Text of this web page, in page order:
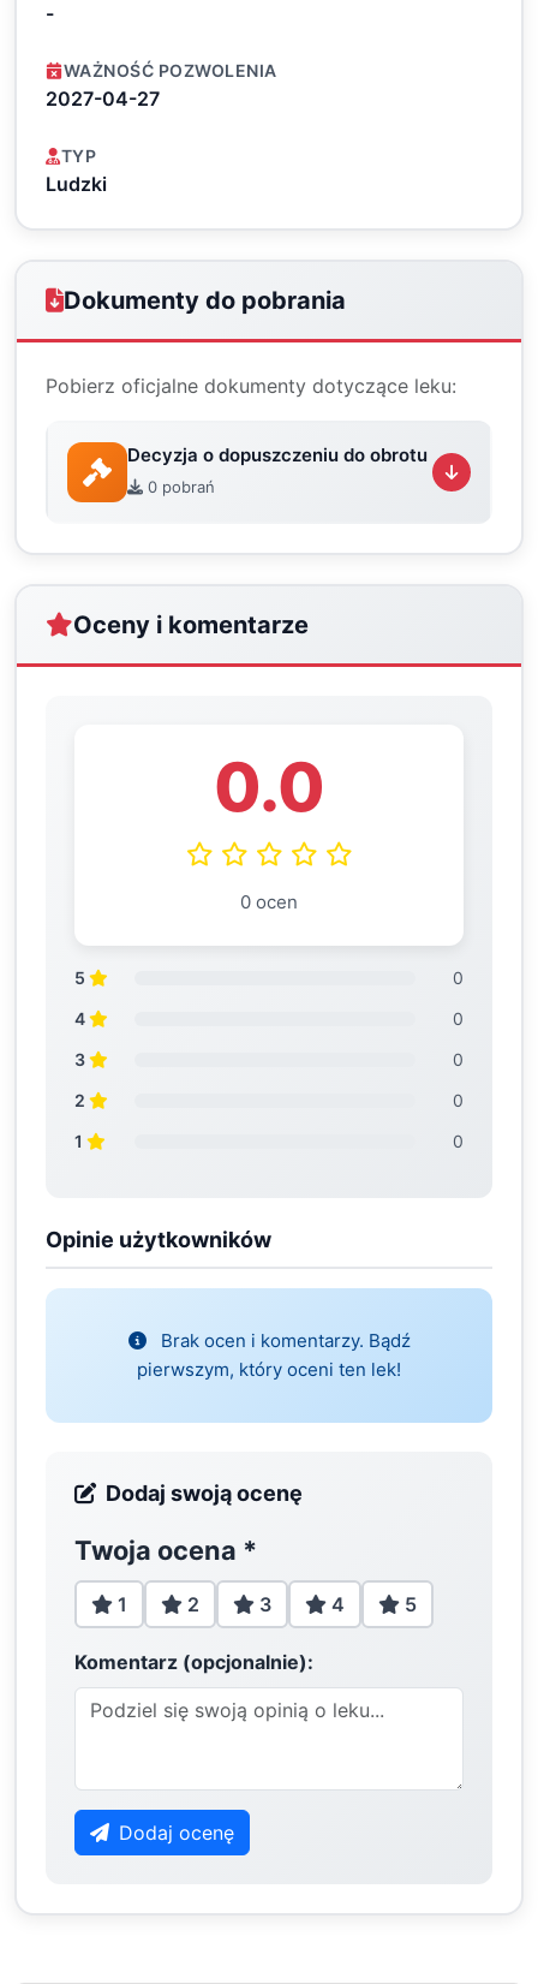
-
WAŻNOŚĆ POZWOLENIA
2027-04-27
TYP
Ludzki
Dokumenty do pobrania
Pobierz oficjalne dokumenty dotyczące leku:
Decyzja o dopuszczeniu do obrotu
0 pobrań
Oceny i komentarze
0.0
0 ocen
5
0
4
0
3
0
2
0
1
0
Opinie użytkowników
Brak ocen i komentarzy. Bądź
pierwszym, który oceni ten lek!
Dodaj swoją ocenę
Twoja ocena *
1 2 3 4 5
Komentarz (opcjonalnie):
Dodaj ocenę